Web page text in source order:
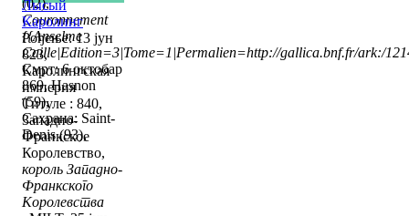
(02),
Couronnement
{{Anselme
Caille|Edition=3|Tome=1|Permalien=http://gallica.bnf.fr/ark:/
Смрт: 6 октобар
869, Hasnon
(59),
Сахрана: Saint-
Denis (93),
Лысый
Каролинг
Рођење: 13 јун
823,
Каролингская
империя
Титуле : 840,
Западно-
Франкское
Королевство,
король Западно-
Франкского
Королевства